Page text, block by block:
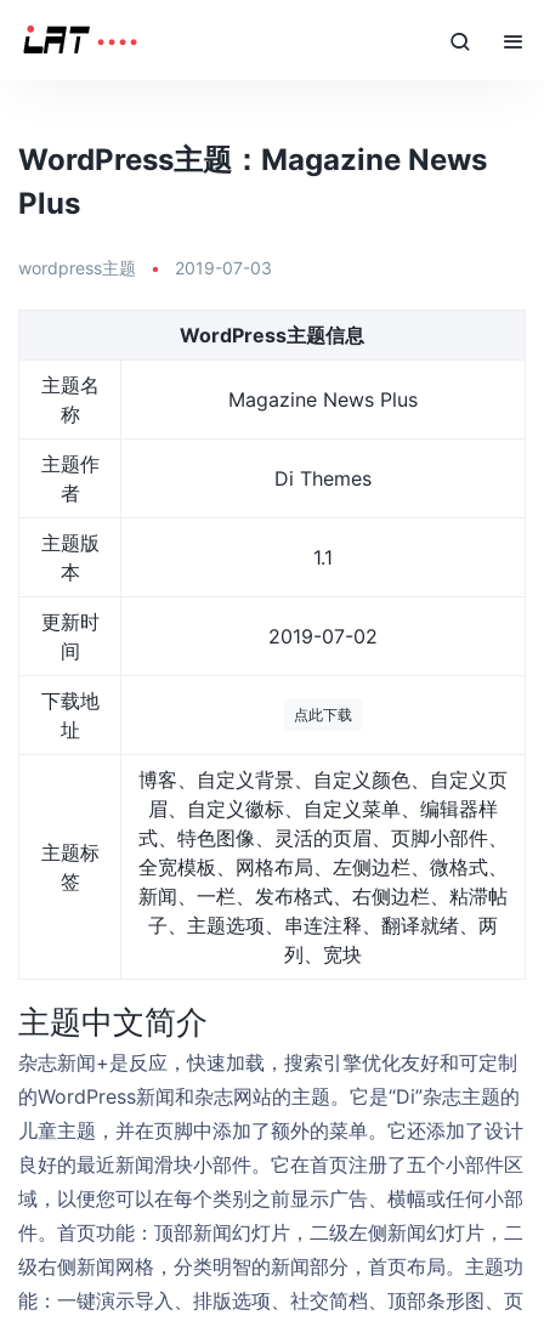
WordPress主题：Magazine News
Plus
wordpress主题 • 2019-07-03
WordPress主题信息
主题名
称
Magazine News Plus
主题作
者
Di Themes
主题版
本
1.1
更新时
间
2019-07-02
下载地
址
点此下载
主题标
签
博客、自定义背景、自定义颜色、自定义页
眉、自定义徽标、自定义菜单、编辑器样
式、特色图像、灵活的页眉、页脚小部件、
全宽模板、网格布局、左侧边栏、微格式、
新闻、一栏、发布格式、右侧边栏、粘滞帖
子、主题选项、串连注释、翻译就绪、两
列、宽块
主题中文简介
杂志新闻+是反应，快速加载，搜索引擎优化友好和可定制
的WordPress新闻和杂志网站的主题。它是“Di”杂志主题的
儿童主题，并在页脚中添加了额外的菜单。它还添加了设计
良好的最近新闻滑块小部件。它在首页注册了五个小部件区
域，以便您可以在每个类别之前显示广告、横幅或任何小部
件。首页功能：顶部新闻幻灯片，二级左侧新闻幻灯片，二
级右侧新闻网格，分类明智的新闻部分，首页布局。主题功
能：一键演示导入、排版选项、社交简档、顶部条形图、页